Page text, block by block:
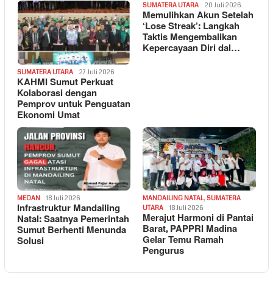
SUMATERA UTARA 27 Juli 2026
KAHMI Sumut Perkuat
Kolaborasi dengan
Pemprov untuk Penguatan
Ekonomi Umat
SUMATERA UTARA 20 Juli 2026
Memulihkan Akun Setelah
‘Lose Streak’: Langkah
Taktis Mengembalikan
Kepercayaan Diri dal…
MEDAN 18 Juli 2026
Infrastruktur Mandailing
Natal: Saatnya Pemerintah
Sumut Berhenti Menunda
Solusi
MANDAILING NATAL, SUMATERA
UTARA
18 Juli 2026
Merajut Harmoni di Pantai
Barat, PAPPRI Madina
Gelar Temu Ramah
Pengurus